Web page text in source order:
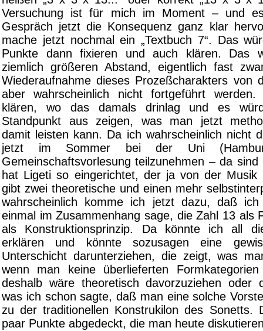
Versuchung ist für mich im Moment – und
Gespräch jetzt die Konsequenz ganz klar
mache jetzt nochmal ein „Textbuch 7“. Das
Punkte dann fixieren und auch klären. Das
ziemlich größeren Abstand, eigentlich fast
Wiederaufnahme dieses Prozeßcharakters von
aber wahrscheinlich nicht fortgeführt
klären, wo das damals drinlag und es
Standpunkt aus zeigen, was man jetzt
damit leisten kann. Da ich wahrscheinlich nicht
jetzt im Sommer bei der Uni
Gemeinschaftsvorlesung teilzunehmen – da
hat Ligeti so eingerichtet, der ja von der Musik
gibt zwei theoretische und einen mehr
wahrscheinlich komme ich jetzt dazu, daß
einmal im Zusammenhang sage, die Zahl 13 als
als Konstruktionsprinzip. Da könnte ich all
erklären und könnte sozusagen eine
Unterschicht darunterziehen, die zeigt, was
wenn man keine überlieferten
deshalb wäre theoretisch davorzuziehen oder
was ich schon sagte, daß man eine solche
zu der traditionellen Konstrukilon des Sonetts.
paar Punkte abgedeckt, die man heute